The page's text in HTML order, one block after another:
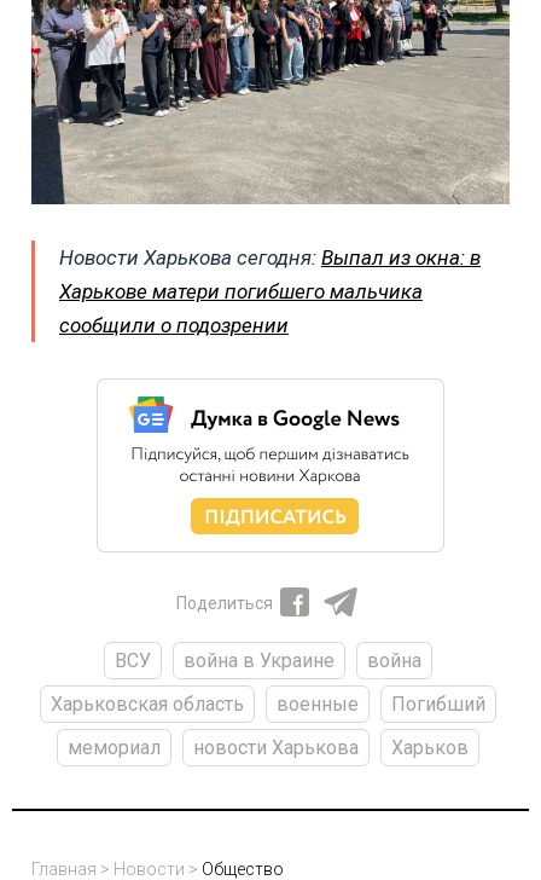
Новости Харькова сегодня: Выпал из окна: в
Харькове матери погибшего мальчика
сообщили о подозрении
Поделиться
ВСУ война в Украине
война
Харьковская область
военные
Погибший
мемориал
новости Харькова Харьков
Главная > Новости > Общество